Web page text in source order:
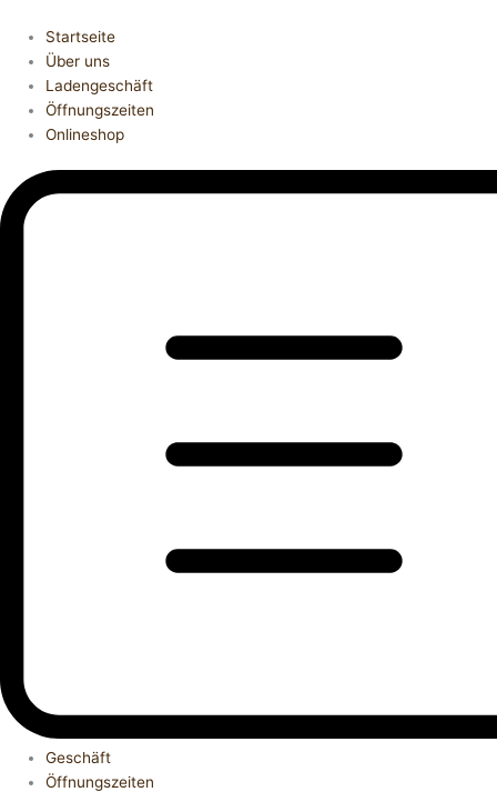
Startseite
Über uns
Ladengeschäft
Öffnungszeiten
Onlineshop
Geschäft
Öffnungszeiten